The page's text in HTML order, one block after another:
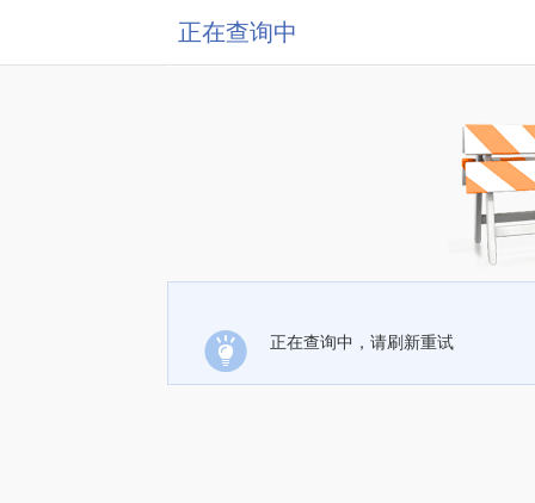
正在查询中
正在查询中，请刷新重试